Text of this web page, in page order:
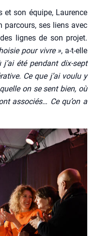
et son équipe, Lau­rence
par­cours, ses liens avec
lignes de son pro­jet.
pour vivre », a‑t-elle
été pen­dant dix-sept
Ce que j’ai vou­lu y
on se sent bien, où
asso­ciés… Ce qu’on a